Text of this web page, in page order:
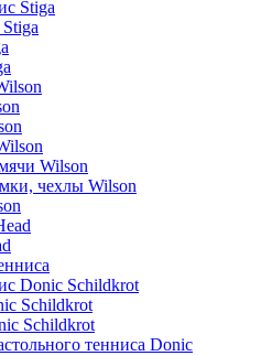
Stiga
Wilson
чехлы Wilson
Donic Schildkrot
Schildkrot
Schildkrot
тенниса Donic